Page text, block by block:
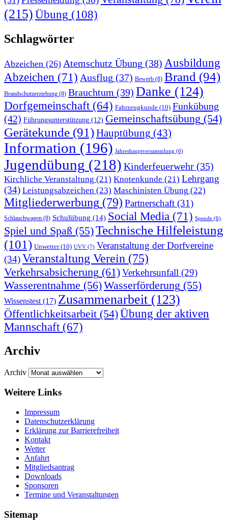
(215)Übung (108)
Schlagwörter
Abzeichen (26) Atemschutz Übung (38) Ausbildung
Abzeichen (71) Ausflug (37) Bewerb (8) Brand (94)
Brandschutzerziehung (8) Brauchtum (39) Danke (124)
Dorfgemeinschaft (64) Fahrzeugkunde (10) Funkübung
(42) Führungsunterstützung (12) Gemeinschaftsübung (54)
Gerätekunde (91)Hauptübung (43)
Information (196) Jahreshauptversammlung (6)
Jugendübung (218) Kinderfeuerwehr (35)
Kirchliche Veranstaltung (21) Knotenkunde (21) Lehrgang
(34) Leistungsabzeichen (23) Maschinisten Übung (22)
Mitgliederwerbung (79) Partnerschaft (31)
Schlauchwagen (8) Schulübung (14) Social Media (71) Spende (6)
Spiel und Spaß (55)Technische Hilfeleistung
(101) Unwetter(10) UVV (7) Veranstaltung der Dorfvereine
(34)Veranstaltung Verein (75)
Verkehrsabsicherung (61)Verkehrsunfall (29)
Wasserentnahme (56)Wasserförderung (55)
Wissenstest (17) Zusammenarbeit (123)
Öffentlichkeitsarbeit (54)Übung der aktiven
Mannschaft (67)
Archiv
Archiv
Weitere Links
Impressum
Datenschutzerklärung
Erklärung zur Barriere­frei­heit
Kontakt
Wetter
Anfahrt
Mitgliedsantrag
Downloads
Sponsoren
Termine und Veranstaltungen
Sitemap